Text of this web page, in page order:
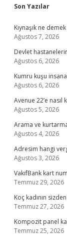
Son Yazılar
Kıynaşık ne demek
Ağustos 7, 2026
Devlet
Ağustos 6, 2026
Kumru kuşu
Ağustos 6, 2026
Avenue 22’e nasıl
Ağustos 5, 2026
Arama ve
Ağustos 4, 2026
Adresim hangi
Ağustos 3, 2026
VakıfBank kart
Temmuz 29, 2026
Koç kadının
Temmuz 27, 2026
Kompozit panel
Temmuz 25, 2026